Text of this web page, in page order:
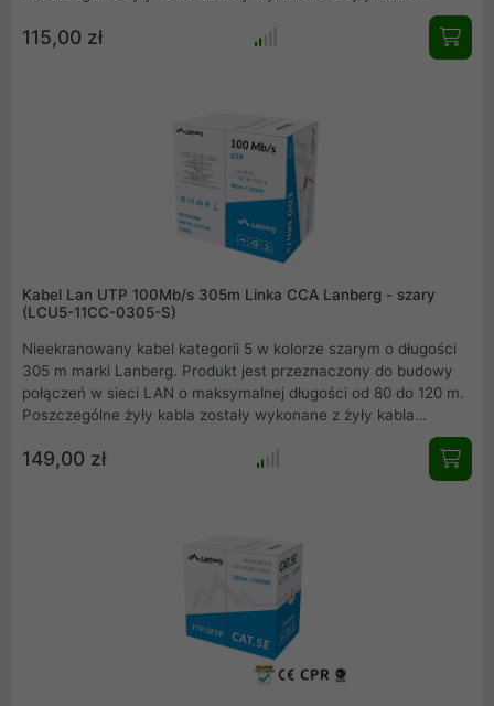
Izolacja zewnętrzna kabla została wykonana z PVC o grubości
5 mm, ponadto na izolacji zewnętrznej znajduje się nadruk z
115,00 zł
Kabel Lan UTP 100Mb/s 305m Linka CCA Lanberg - szary
(LCU5-11CC-0305-S)
Nieekranowany kabel kategorii 5 w kolorze szarym o długości
305 m marki Lanberg. Produkt jest przeznaczony do budowy
połączeń w sieci LAN o maksymalnej długości od 80 do 120 m.
Poszczególne żyły kabla zostały wykonane z żyły kabla
Izolacja zewnętrzna kabla została wykonana z PVC o grubości
5 mm, ponadto na izolacji zewnętrznej znajduje się nadruk z
149,00 zł